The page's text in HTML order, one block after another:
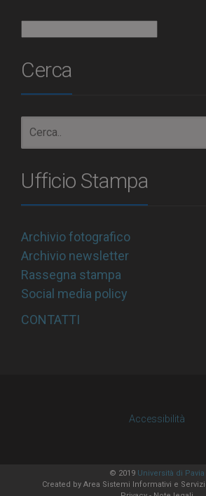
Cerca
Ufficio Stampa
Archivio fotografico
Archivio newsletter
Rassegna stampa
Social media policy
CONTATTI
Accessibilità
© 2019 Università di Pavia
Created by Area Sistemi Informativi e